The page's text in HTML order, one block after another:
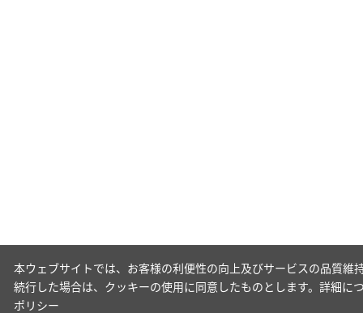
本ウェブサイトでは、お客様の利便性の向上及びサービスの品質
続行した場合は、クッキーの使用に同意したものとします。詳細
ポリシー